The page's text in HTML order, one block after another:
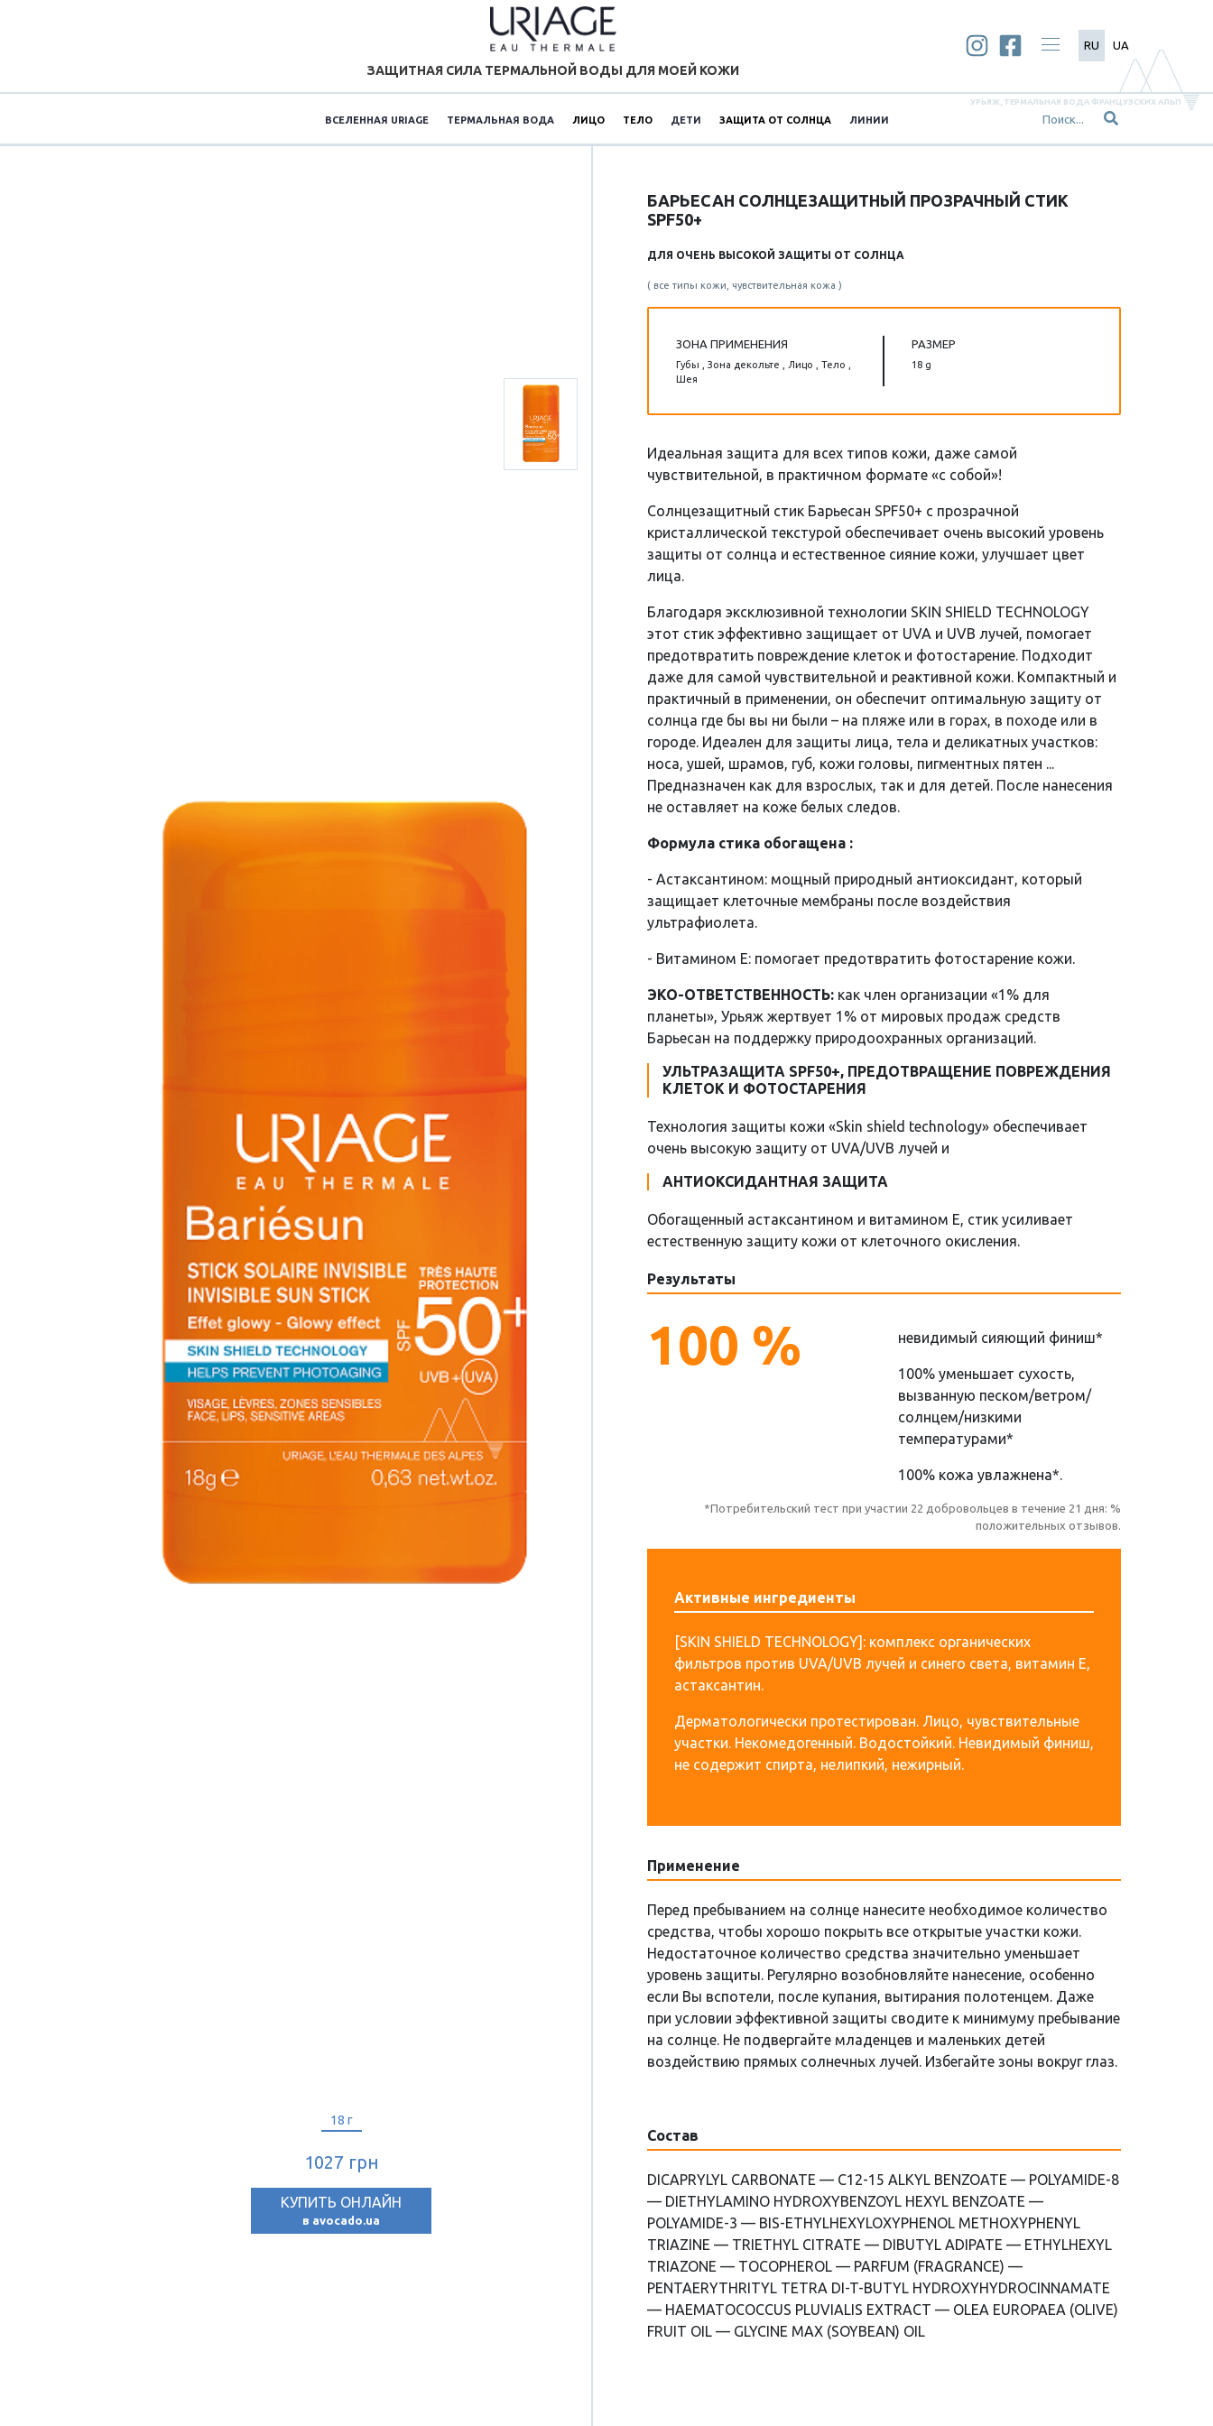
ЗАЩИТНАЯ СИЛА ТЕРМАЛЬНОЙ ВОДЫ ДЛЯ МОЕЙ КОЖИ
RU UA
УРЬЯЖ, ТЕРМАЛЬНАЯ ВОДА ФРАНЦУЗСКИХ АЛЬП
ВСЕЛЕННАЯ URIAGE ТЕРМАЛЬНАЯ ВОДА ЛИЦО ТЕЛО ДЕТИ ЗАЩИТА ОТ СОЛНЦА ЛИНИИ
18 г
1027 грн
КУПИТЬ ОНЛАЙН
в avocado.ua
БАРЬЕСАН СОЛНЦЕЗАЩИТНЫЙ ПРОЗРАЧНЫЙ СТИК
SPF50+
ДЛЯ ОЧЕНЬ ВЫСОКОЙ ЗАЩИТЫ ОТ СОЛНЦА
( все типы кожи, чувствительная кожа )
ЗОНА ПРИМЕНЕНИЯ
Губы , Зона декольте , Лицо , Тело ,
Шея
РАЗМЕР
18 g
Идеальная защита для всех типов кожи, даже самой
чувствительной, в практичном формате «с собой»!
Солнцезащитный стик Барьесан SPF50+ с прозрачной
кристаллической текстурой обеспечивает очень высокий уровень
защиты от солнца и естественное сияние кожи, улучшает цвет
лица.
Благодаря эксклюзивной технологии SKIN SHIELD TECHNOLOGY
этот стик эффективно защищает от UVA и UVB лучей, помогает
предотвратить повреждение клеток и фотостарение. Подходит
даже для самой чувствительной и реактивной кожи. Компактный и
практичный в применении, он обеспечит оптимальную защиту от
солнца где бы вы ни были – на пляже или в горах, в походе или в
городе. Идеален для защиты лица, тела и деликатных участков:
носа, ушей, шрамов, губ, кожи головы, пигментных пятен ...
Предназначен как для взрослых, так и для детей. После нанесения
не оставляет на коже белых следов.
Формула стика обогащена :
- Астаксантином: мощный природный антиоксидант, который
защищает клеточные мембраны после воздействия
ультрафиолета.
- Витамином Е: помогает предотвратить фотостарение кожи.
ЭКО-ОТВЕТСТВЕННОСТЬ: как член организации «1% для
планеты», Урьяж жертвует 1% от мировых продаж средств
Барьесан на поддержку природоохранных организаций.
УЛЬТРАЗАЩИТА SPF50+, ПРЕДОТВРАЩЕНИЕ ПОВРЕЖДЕНИЯ
КЛЕТОК И ФОТОСТАРЕНИЯ
Технология защиты кожи «Skin shield technology» обеспечивает
очень высокую защиту от UVA/UVB лучей и
АНТИОКСИДАНТНАЯ ЗАЩИТА
Обогащенный астаксантином и витамином Е, стик усиливает
естественную защиту кожи от клеточного окисления.
Результаты
100 % невидимый сияющий финиш*
100% уменьшает сухость,
вызванную песком/ветром/
солнцем/низкими
температурами*
100% кожа увлажнена*.
*Потребительский тест при участии 22 добровольцев в течение 21 дня: %
положительных отзывов.
Активные ингредиенты
[SKIN SHIELD TECHNOLOGY]: комплекс органических
фильтров против UVA/UVB лучей и синего света, витамин Е,
астаксантин.
Дерматологически протестирован. Лицо, чувствительные
участки. Некомедогенный. Водостойкий. Невидимый финиш,
не содержит спирта, нелипкий, нежирный.
Применение
Перед пребыванием на солнце нанесите необходимое количество
средства, чтобы хорошо покрыть все открытые участки кожи.
Недостаточное количество средства значительно уменьшает
уровень защиты. Регулярно возобновляйте нанесение, особенно
если Вы вспотели, после купания, вытирания полотенцем. Даже
при условии эффективной защиты сводите к минимуму пребывание
на солнце. Не подвергайте младенцев и маленьких детей
воздействию прямых солнечных лучей. Избегайте зоны вокруг глаз.
Состав
DICAPRYLYL CARBONATE — C12-15 ALKYL BENZOATE — POLYAMIDE-8
— DIETHYLAMINO HYDROXYBENZOYL HEXYL BENZOATE —
POLYAMIDE-3 — BIS-ETHYLHEXYLOXYPHENOL METHOXYPHENYL
TRIAZINE — TRIETHYL CITRATE — DIBUTYL ADIPATE — ETHYLHEXYL
TRIAZONE — TOCOPHEROL — PARFUM (FRAGRANCE) —
PENTAERYTHRITYL TETRA DI-T-BUTYL HYDROXYHYDROCINNAMATE
— HAEMATOCOCCUS PLUVIALIS EXTRACT — OLEA EUROPAEA (OLIVE)
FRUIT OIL — GLYCINE MAX (SOYBEAN) OIL